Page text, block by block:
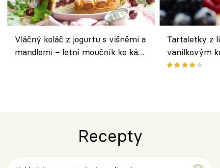
Vláčný koláč z jogurtu s višněmi a
mandlemi – letní moučník ke kávě
Tartaletky z
vanilkovým
ovocem
Recepty